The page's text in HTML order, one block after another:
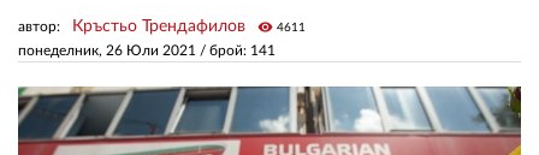
понеделник, 26 Юли 2021 / брой: 141
автор: Кръстьо Трендафилов visibility 4611
РЕДАКЦИЯ
КОНТАКТИ
РЕКЛАМА